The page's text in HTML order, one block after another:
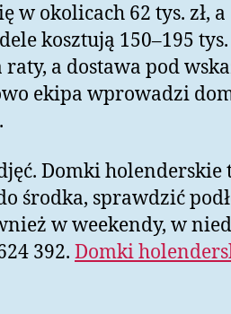
w okolicach 62 tys. zł, a
kosztują 150–195 tys.
raty, a dostawa pod
ekipa wprowadzi
Domki holenderskie
środka, sprawdzić
w weekendy, w
392. Domki